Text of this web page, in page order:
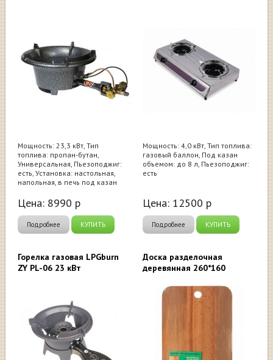
Мощность: 23,3 кВт, Тип
топлива: пропан-бутан,
Универсальная, Пьезоподжиг:
есть, Установка: настольная,
напольная, в печь под казан
Цена: 8990 р
Подробнее КУПИТЬ
Мощность: 4,0 кВт, Тип топлива:
газовый баллон, Под казан
объемом: до 8 л, Пьезоподжиг:
есть
Цена: 12500 р
Подробнее КУПИТЬ
Горелка газовая LPGburn
ZY PL-06 23 кВт
Доска разделочная
деревянная 260*160